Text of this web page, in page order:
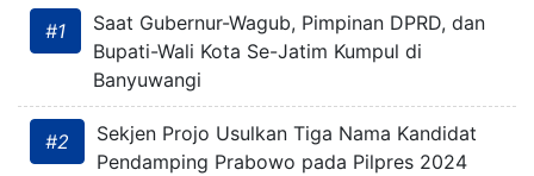
#1
Saat Gubernur-Wagub, Pimpinan DPRD, dan
Bupati-Wali Kota Se-Jatim Kumpul di
Banyuwangi
#2
Sekjen Projo Usulkan Tiga Nama Kandidat
Pendamping Prabowo pada Pilpres 2024